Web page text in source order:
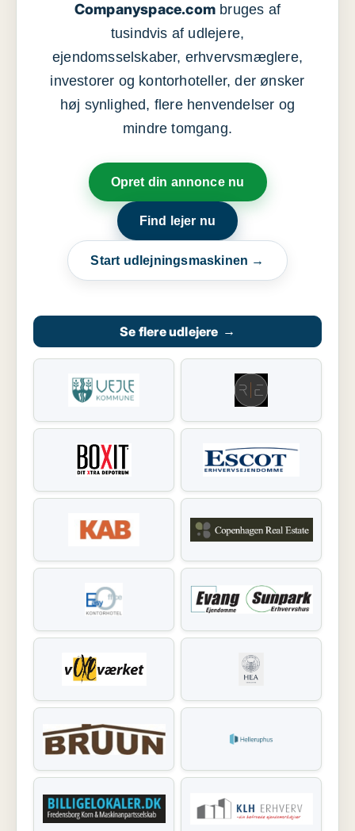
Companyspace.com bruges af
tusindvis af udlejere,
ejendomsselskaber, erhvervsmæglere,
investorer og kontorhoteller, der ønsker
høj synlighed, flere henvendelser og
mindre tomgang.
Opret din annonce nu
Find lejer nu
Start udlejningsmaskinen →
Se flere udlejere →